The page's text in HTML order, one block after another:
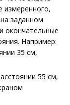
измеренного,
заданном
окончательные
Например:
35 см,
55 см,